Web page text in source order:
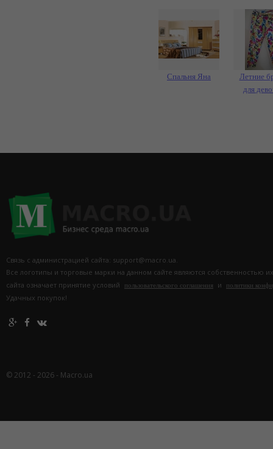
Спальня Яна
Летние
для
Связь с администрацией сайта: support@macro.ua.
Все логотипы и торговые марки на данном сайте являются собственностью
сайта означает принятие условий
пользовательского соглашения и политики
Удачных покупок!
© 2012 - 2026 - Macro.ua